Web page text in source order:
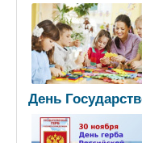
День